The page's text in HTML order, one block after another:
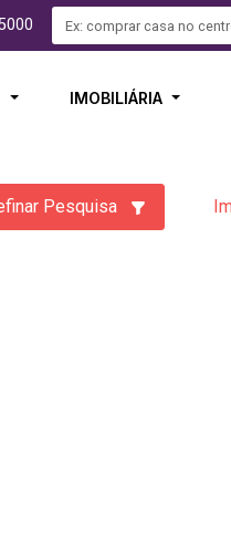
IMOBILIÁRIA
Pesquisa